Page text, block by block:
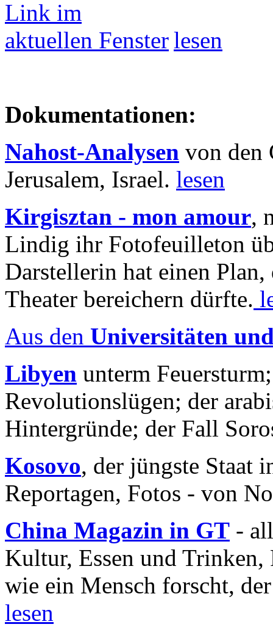
lesen
Dokumentationen:
Nahost-Analysen von den
Jerusalem, Israel. lesen
Kirgisztan - mon amour,
Lindig ihr Fotofeuilleton
Darstellerin hat einen Plan,
Theater bereichern dürfte.
Aus den Universitäten
Libyen unterm
Revolutionslügen; der
Hintergründe; der Fall
Kosovo, der jüngste Staat
Reportagen, Fotos - von
China Magazin in GT -
Kultur, Essen und
wie ein Mensch forscht,
lesen